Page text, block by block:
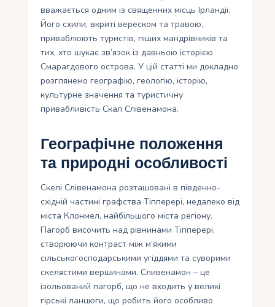
вважається одним із священних місць Ірландії.
Його схили, вкриті вереском та травою,
приваблюють туристів, піших мандрівників та
тих, хто шукає зв’язок із давньою історією
Смарагдового острова. У цій статті ми докладно
розглянемо географію, геологію, історію,
культурне значення та туристичну
привабливість Скал Слівенамона.
Географічне положення
та природні особливості
Скелі Слівенамона розташовані в південно-
східній частині графства Тіпперері, недалеко від
міста Клонмел, найбільшого міста регіону.
Пагорб височить над рівнинами Тіпперері,
створюючи контраст між м’якими
сільськогосподарськими угіддями та суворими
скелястими вершинами. Сливенамон – це
ізольований пагорб, що не входить у великі
гірські ланцюги, що робить його особливо